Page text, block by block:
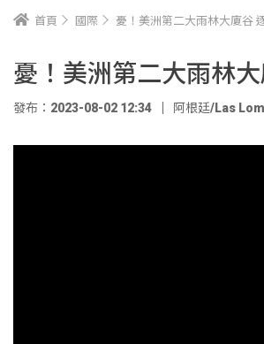
首頁 國際 憂！美洲第二大雨林大廈谷
憂！美洲第二大雨林
發布：2023-08-02 12:34 阿根廷/Las